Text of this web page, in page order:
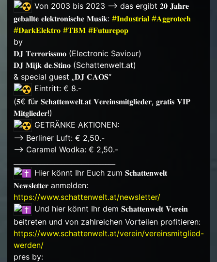
Von 2003 bis 2023 –> das ergibt 𝟐𝟎 𝐉𝐚𝐡𝐫𝐞
𝐠𝐞𝐛𝐚𝐥𝐥𝐭𝐞 𝐞𝐥𝐞𝐤𝐭𝐫𝐨𝐧𝐢𝐬𝐜𝐡𝐞 𝐌𝐮𝐬𝐢𝐤: #𝐈𝐧𝐝𝐮𝐬𝐭𝐫𝐢𝐚𝐥 #𝐀𝐠𝐠𝐫𝐨𝐭𝐞𝐜𝐡
#𝐃𝐚𝐫𝐤𝐄𝐥𝐞𝐤𝐭𝐫𝐨 #𝐓𝐁𝐌 #𝐅𝐮𝐭𝐮𝐫𝐞𝐩𝐨𝐩
by
𝐃𝐉 𝐓𝐞𝐫𝐫𝐨𝐫𝐢𝐬𝐬𝐦𝐨 (Electronic Saviour)
𝐃𝐉 𝐌𝐢𝐣𝐤 𝐝𝐞.𝐒𝐭𝐢𝐧𝐨 (Schattenwelt.at)
& special guest „𝐃𝐉 𝐂𝐀𝐎𝐒“
Eintritt: € 8.-
(𝟓€ 𝐟ü𝐫 𝐒𝐜𝐡𝐚𝐭𝐭𝐞𝐧𝐰𝐞𝐥𝐭.𝐚𝐭 𝐕𝐞𝐫𝐞𝐢𝐧𝐬𝐦𝐢𝐭𝐠𝐥𝐢𝐞𝐝𝐞𝐫, 𝐠𝐫𝐚𝐭𝐢𝐬 𝐕𝐈𝐏
𝐌𝐢𝐭𝐠𝐥𝐢𝐞𝐝𝐞𝐫!)
GETRÄNKE AKTIONEN:
–> Berliner Luft: € 2,50.-
–> Caramel Wodka: € 2,50.-
Hier könnt Ihr Euch zum 𝐒𝐜𝐡𝐚𝐭𝐭𝐞𝐧𝐰𝐞𝐥𝐭
𝐍𝐞𝐰𝐬𝐥𝐞𝐭𝐭𝐞𝐫 anmelden:
https://www.schattenwelt.at/newsletter/
Und hier könnt Ihr dem 𝐒𝐜𝐡𝐚𝐭𝐭𝐞𝐧𝐰𝐞𝐥𝐭 𝐕𝐞𝐫𝐞𝐢𝐧
beitreten und von zahlreichen Vorteilen profitieren:
https://www.schattenwelt.at/verein/vereinsmitglied-
werden/
pres by: